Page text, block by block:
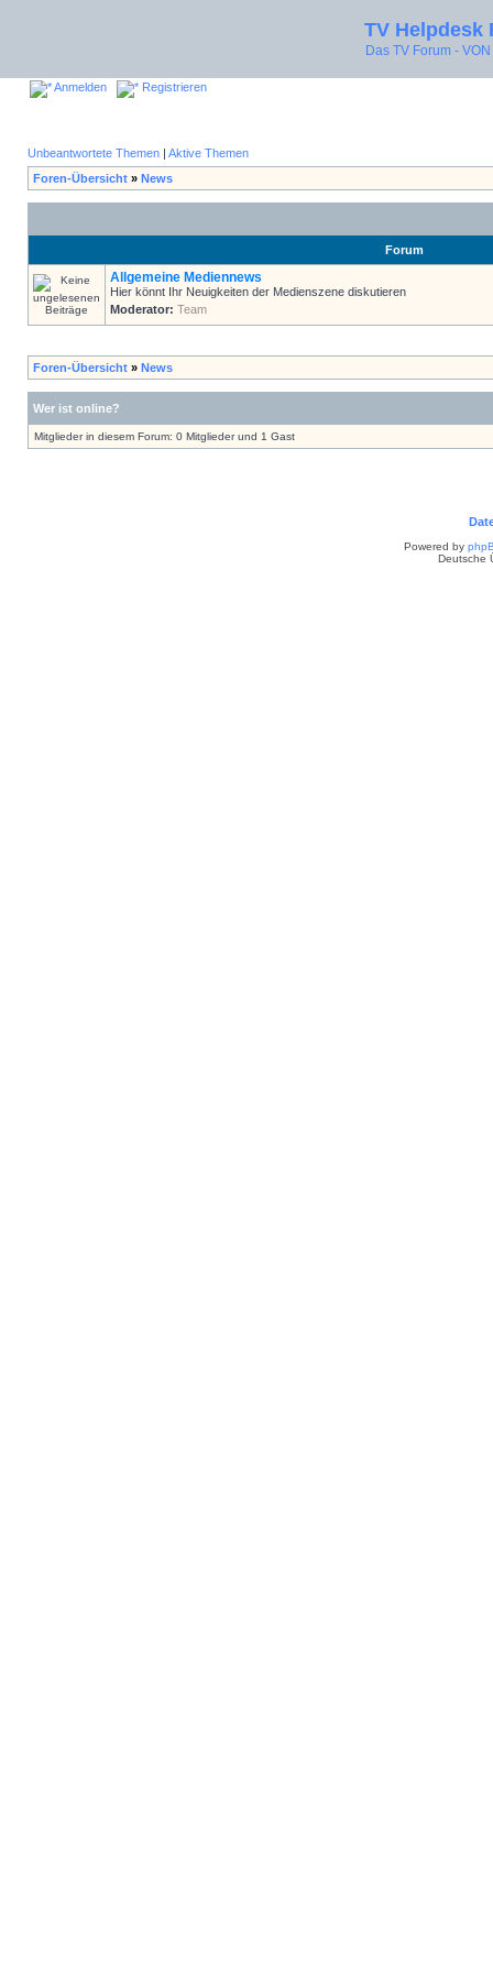
TV Helpdesk
Das TV Forum -
Anmelden Registrieren
Unbeantwortete Themen | Aktive Themen
Foren-Übersicht » News
Forum
Allgemeine Mediennews
Hier könnt Ihr Neuigkeiten der Medienszene diskutieren
Moderator: Team
Foren-Übersicht » News
Wer ist online?
Mitglieder in diesem Forum: 0 Mitglieder und 1 Gast
Powered by
Deutsche